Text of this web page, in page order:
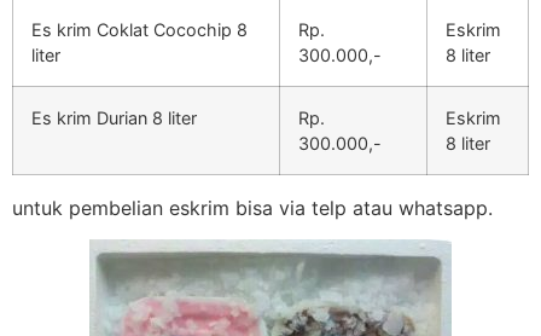
Es krim Coklat Cocochip 8
liter
Rp.
300.000,-
Eskrim
8 liter
Es krim Durian 8 liter
Rp.
300.000,-
Eskrim
8 liter
untuk pembelian eskrim bisa via telp atau whatsapp.